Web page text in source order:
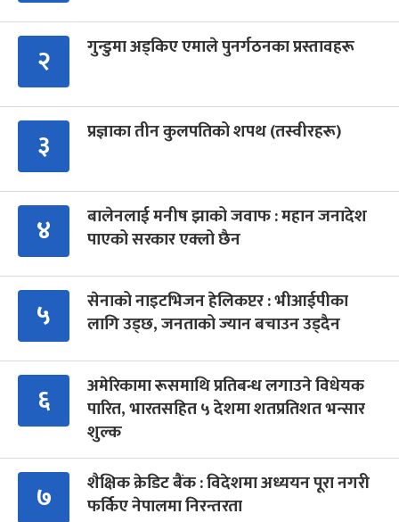
२ गुन्डुमा अड्किए एमाले पुनर्गठनका प्रस्तावहरू
३ प्रज्ञाका तीन कुलपतिको शपथ (तस्वीरहरू)
४
बालेनलाई मनीष झाको जवाफ : महान जनादेश
पाएको सरकार एक्लो छैन
५
सेनाको नाइटभिजन हेलिकप्टर : भीआईपीका
लागि उड्छ, जनताको ज्यान बचाउन उड्दैन
६
अमेरिकामा रूसमाथि प्रतिबन्ध लगाउने विधेयक
पारित, भारतसहित ५ देशमा शतप्रतिशत भन्सार
शुल्क
७
शैक्षिक क्रेडिट बैंक : विदेशमा अध्ययन पूरा नगरी
फर्किए नेपालमा निरन्तरता